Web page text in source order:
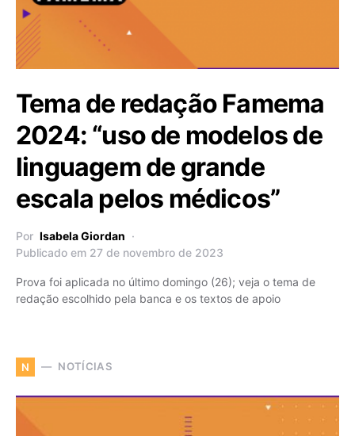
Tema de redação Famema
2024: “uso de modelos de
linguagem de grande
escala pelos médicos”
Por Isabela Giordan
Publicado em 27 de novembro de 2023
Prova foi aplicada no último domingo (26); veja o tema de
redação escolhido pela banca e os textos de apoio
N NOTÍCIAS